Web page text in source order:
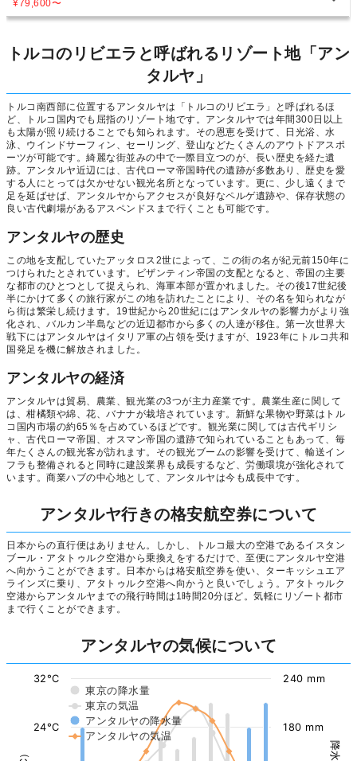
¥79,600〜
トルコのリビエラと呼ばれるリゾート地「アン
タルヤ」
トルコ南西部に位置するアンタルヤは「トルコのリビエラ」と呼ばれるほ
ど、トルコ国内でも屈指のリゾート地です。アンタルヤでは年間300日以上
も太陽が照り続けることでも知られます。その恩恵を受けて、日光浴、水
泳、ウインドサーフィン、セーリング、登山などたくさんのアウトドアスポ
ーツが可能です。綺麗な街並みの中で一際目立つのが、長い歴史を経た遺
跡。アンタルヤ近辺には、古代ローマ帝国時代の遺跡が多数あり、歴史を愛
する人にとっては欠かせない観光名所となっています。更に、少し遠くまで
足を延ばせば、アンタルヤからアクセスが良好なペルゲ遺跡や、保存状態の
良い古代劇場があるアスペンドスまで行くことも可能です。
アンタルヤの歴史
この地を支配していたアッタロス2世によって、この街の名が紀元前150年に
つけられたとされています。ビザンティン帝国の支配となると、帝国の主要
な都市のひとつとして捉えられ、海軍本部が置かれました。その後17世紀後
半にかけて多くの旅行家がこの地を訪れたことにより、その名を知られなが
ら街は繁栄し続けます。19世紀から20世紀にはアンタルヤの影響力がより強
化され、バルカン半島などの近辺都市から多くの人達が移住。第一次世界大
戦下にはアンタルヤはイタリア軍の占領を受けますが、1923年にトルコ共和
国発足を機に解放されました。
アンタルヤの経済
アンタルヤは貿易、農業、観光業の3つが主力産業です。農業生産に関して
は、柑橘類や綿、花、バナナが栽培されています。新鮮な果物や野菜はトル
コ国内市場の約65％を占めているほどです。観光業に関しては古代ギリシ
ャ、古代ローマ帝国、オスマン帝国の遺跡で知られていることもあって、毎
年たくさんの観光客が訪れます。その観光ブームの影響を受けて、輸送イン
フラも整備されると同時に建設業界も成長するなど、労働環境が強化されて
います。商業ハブの中心地として、アンタルヤは今も成長中です。
アンタルヤ行きの格安航空券について
日本からの直行便はありません。しかし、トルコ最大の空港であるイスタン
ブール・アタトゥルク空港から乗換えをするだけで、至便にアンタルヤ空港
へ向かうことができます。日本からは格安航空券を使い、ターキッシュエア
ラインズに乗り、アタトゥルク空港へ向かうと良いでしょう。アタトゥルク
空港からアンタルヤまでの飛行時間は1時間20分ほど。気軽にリゾート都市
まで行くことができます。
アンタルヤの気候について
東京の降水量
東京の気温
アンタルヤの降水量
アンタルヤの気温
24°C
32°C
180 mm
240 mm